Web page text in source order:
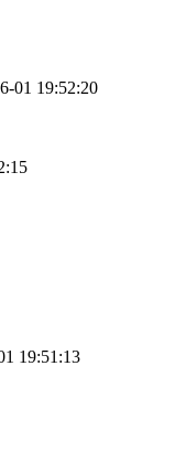
01 19:52:20
19:51:13